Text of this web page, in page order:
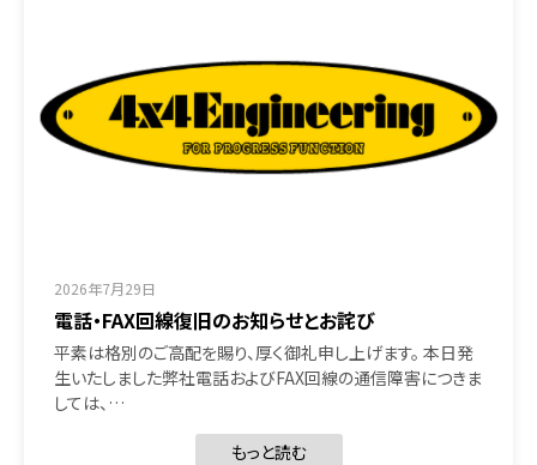
2026年7月29日
電話・FAX回線復旧のお知らせとお詫び
平素は格別のご高配を賜り、厚く御礼申し上げます。 本日発
生いたしました弊社電話およびFAX回線の通信障害につきま
しては、…
もっと読む